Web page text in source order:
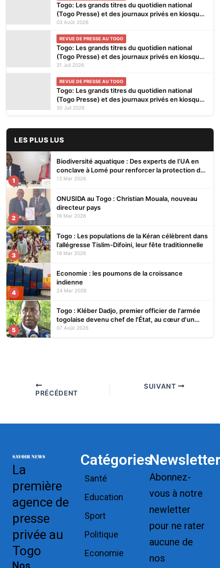
Togo: Les grands titres du quotidien national
(Togo Presse) et des journaux privés en kiosques
ce lundi 3 Août 2026
03 Août 2026
REVUE DE PRESSE AU TOGO
Togo: Les grands titres du quotidien national
(Togo Presse) et des journaux privés en kiosques
ce vendredi 31 Juillet 2026
31 Juil 2026
REVUE DE PRESSE AU TOGO
Togo: Les grands titres du quotidien national
(Togo Presse) et des journaux privés en kiosques
ce jeudi 30 Juillet 2026
30 Juil 2026
LES PLUS LUS
1
Biodiversité aquatique : Des experts de l’UA en
conclave à Lomé pour renforcer la protection des
écosystèmes
13 Mar 2026
2
ONUSIDA au Togo : Christian Mouala, nouveau
directeur pays
16 Mar 2026
3
Togo : Les populations de la Kéran célèbrent dans
l’allégresse Tislim-Difoini, leur fête traditionnelle
16 Mar 2026
4
Economie : les poumons de la croissance
indienne
24 Mar 2026
5
Togo : Kléber Dadjo, premier officier de l'armée
togolaise devenu chef de l'État, au cœur d'un
ouvrage
07 Août 2026
PRÉCÉDENT
SUIVANT
La
première
agence de
presse
privée au
Togo
Nos
Catégories
Santé
Education
Sport
Politique
Economie
Newsletter
Abonnez-
vous à notre
newletter
pour ne rater
aucune de
nos